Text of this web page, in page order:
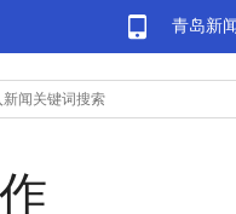
青岛新